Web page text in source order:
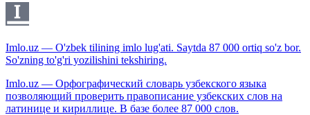
Imlo.uz — O'zbek tilining imlo lug'ati. Saytda 87 000 ortiq so'z bor.
So'zning to'g'ri yozilishini tekshiring.
Imlo.uz — Орфографический словарь узбекского языка
позволяющий проверить правописание узбекских слов на
латинице и кириллице. В базе более 87 000 слов.